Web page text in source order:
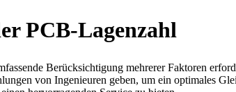
PCB-Lagenzahl
Berücksichtigung mehrerer Faktoren
von Ingenieuren geben, um ein optimales